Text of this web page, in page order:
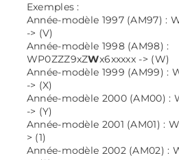
Exemples :
Année-modèle 1997 (AM97) :
-> (V)
Année-modèle 1998 (AM98) :
WP0ZZZ9xZWx6xxxxx -> (W)
Année-modèle 1999 (AM99) :
-> (X)
Année-modèle 2000 (AM00) :
-> (Y)
Année-modèle 2001 (AM01) :
> (1)
Année-modèle 2002 (AM02) :